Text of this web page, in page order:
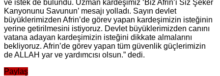
ve istek de bulundu. Uzman kardeşimiz ‘Biz Afrin’i Siz Şeker
Kanyonunu Savunun’ mesajı yolladı. Sayın devlet
büyüklerimizden Afrin’de görev yapan kardeşimizin isteğinin
yerine getirilmesini istiyoruz. Devlet büyüklerimizden canını
vatana adayan kardeşimizin isteğini dikkate almalarını
bekliyoruz. Afrin’de görev yapan tüm güvenlik güçlerimizin
de ALLAH yar ve yardımcısı olsun.” dedi.
Paylaş